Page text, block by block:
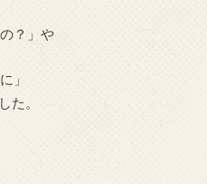
？」や
」
た。